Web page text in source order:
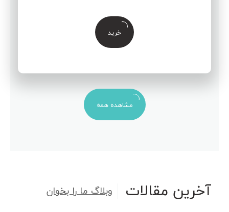
خرید
مشاهده همه
آخرین مقالات وبلاگ ما را بخوان